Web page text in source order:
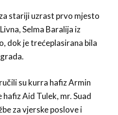
stariji uzrast prvo mjesto
Selma Baralija iz
dok je trećeplasirana bila
su kurra hafiz Armin
Aid Tulek, mr. Suad
za vjerske poslove i